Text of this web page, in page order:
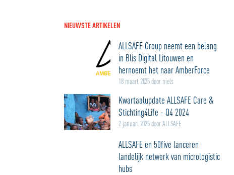
NIEUWSTE ARTIKELEN
ALLSAFE Group neemt een belang
in Blis Digital Litouwen en
hernoemt het naar AmberForce
18 maart 2025 door niels
Kwartaalupdate ALLSAFE Care &
Stichting4Life - Q4 2024
2 januari 2025 door ALLSAFE
ALLSAFE en 50five lanceren
landelijk netwerk van micrologistic
hubs